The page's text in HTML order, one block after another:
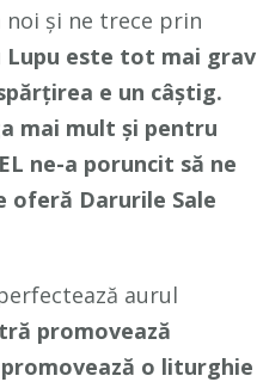
noi și ne trece prin
Lupu este tot mai grav
e un câștig.
mai mult și pentru
ne-a poruncit să ne
oferă Darurile Sale
aurul
promovează
o liturghie